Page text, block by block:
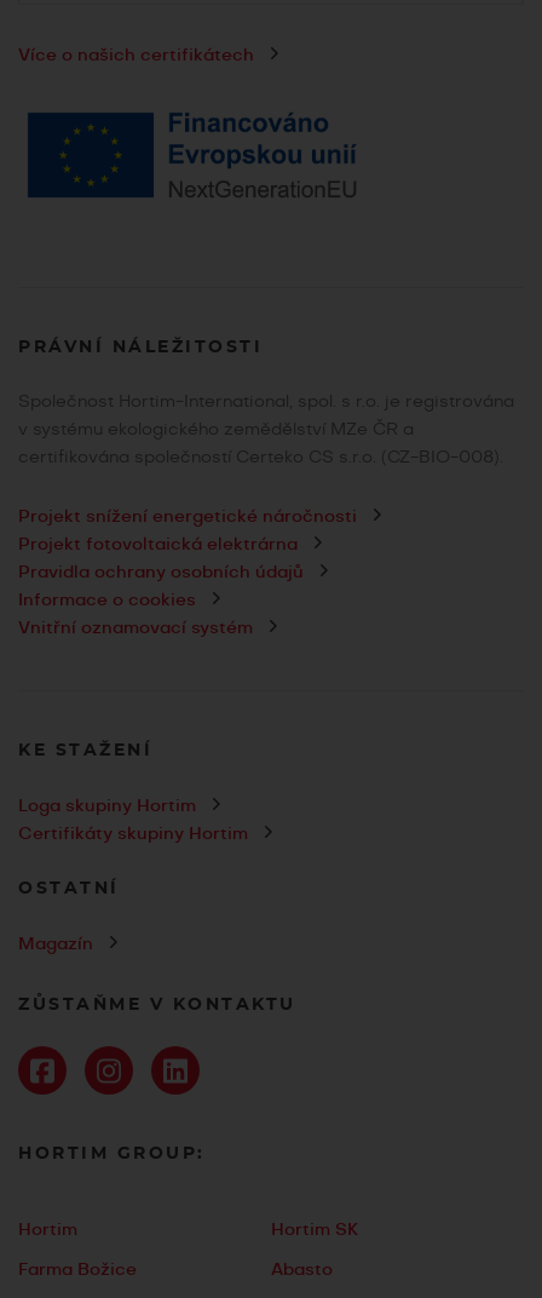
Více o našich certifikátech
PRÁVNÍ NÁLEŽITOSTI
Společnost Hortim-International, spol. s r.o. je registrována
v systému ekologického zemědělství MZe ČR a
certifikována společností Certeko CS s.r.o. (CZ-BIO-008).
Projekt snížení energetické náročnosti
Projekt fotovoltaická elektrárna
Pravidla ochrany osobních údajů
Informace o cookies
Vnitřní oznamovací systém
KE STAŽENÍ
Loga skupiny Hortim
Certifikáty skupiny Hortim
OSTATNÍ
Magazín
ZŮSTAŇME V KONTAKTU
HORTIM GROUP:
Hortim Hortim SK
Farma Božice Abasto